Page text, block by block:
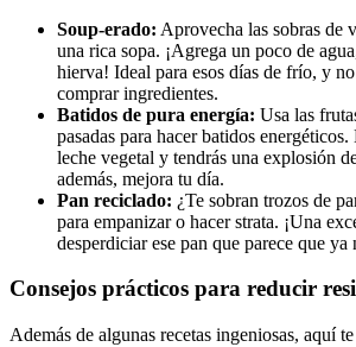
Soup-erado: Aprovecha las sobras de
una rica sopa. ¡Agrega un poco de
hierva! Ideal para esos días de frío, y
comprar ingredientes.
Batidos de pura energía: Usa las
pasadas para hacer batidos
leche vegetal y tendrás una explosión
además, mejora tu día.
Pan reciclado: ¿Te sobran trozos de
para empanizar o hacer strata. ¡Una
desperdiciar ese pan que parece que ya
Consejos prácticos para reducir
Además de algunas recetas ingeniosas, aquí